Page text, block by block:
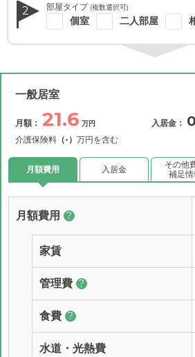
2 部屋タイプ (複数選択可)
個室 二人部屋
一般居室
月額： 21.6 万円
介護保険料 （-） 万円を含む
入居金： 0
月額費用 入居金
その他
補足情
月額費用 ?
家賃
管理費 ?
食費 ?
水道・光熱費